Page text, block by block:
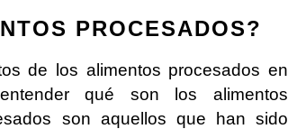
PROCESADOS?
de los alimentos procesados en
qué son los alimentos
son aquellos que han sido